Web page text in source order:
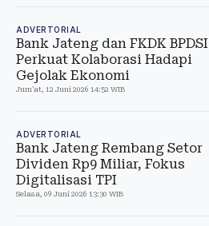
ADVERTORIAL
Bank Jateng dan FKDK BPDSI
Perkuat Kolaborasi Hadapi
Gejolak Ekonomi
Jum'at, 12 Juni 2026 14:52 WIB
ADVERTORIAL
Bank Jateng Rembang Setor
Dividen Rp9 Miliar, Fokus
Digitalisasi TPI
Selasa, 09 Juni 2026 13:30 WIB